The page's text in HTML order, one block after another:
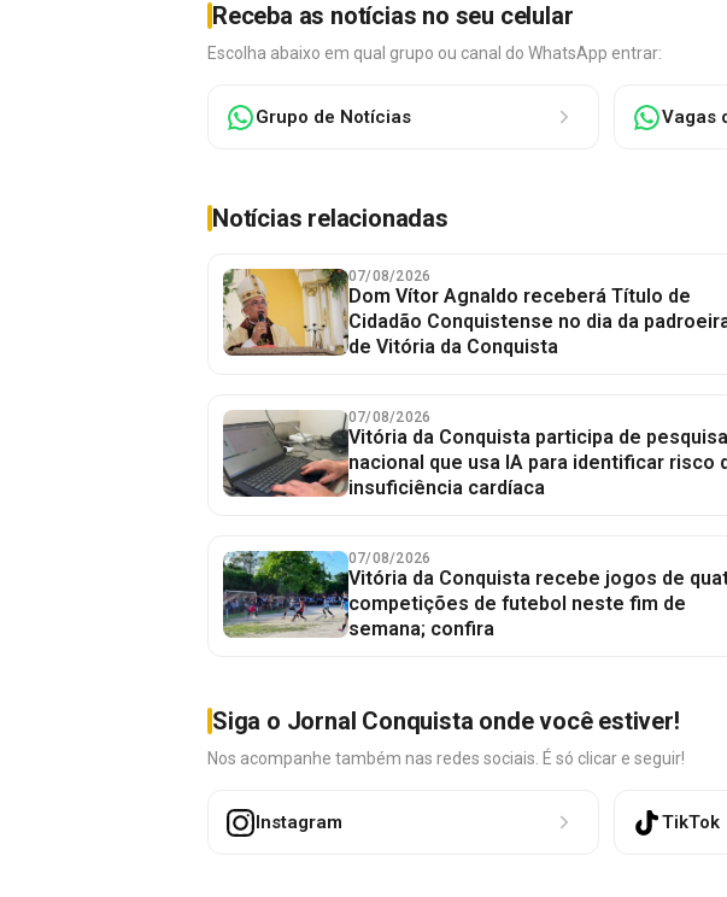
Receba as notícias no seu celular
Escolha abaixo em qual grupo ou canal do WhatsApp entrar:
Grupo de Notícias Vagas
Notícias relacionadas
07/08/2026
Dom Vítor Agnaldo receberá Título de
Cidadão Conquistense no dia da
de Vitória da Conquista
07/08/2026
Vitória da Conquista participa de pesquisa
nacional que usa IA para identificar risco
insuficiência cardíaca
07/08/2026
Vitória da Conquista recebe jogos de
competições de futebol neste fim de
semana; confira
Siga o Jornal Conquista onde você estiver!
Nos acompanhe também nas redes sociais. É só clicar e seguir!
Instagram TikTok